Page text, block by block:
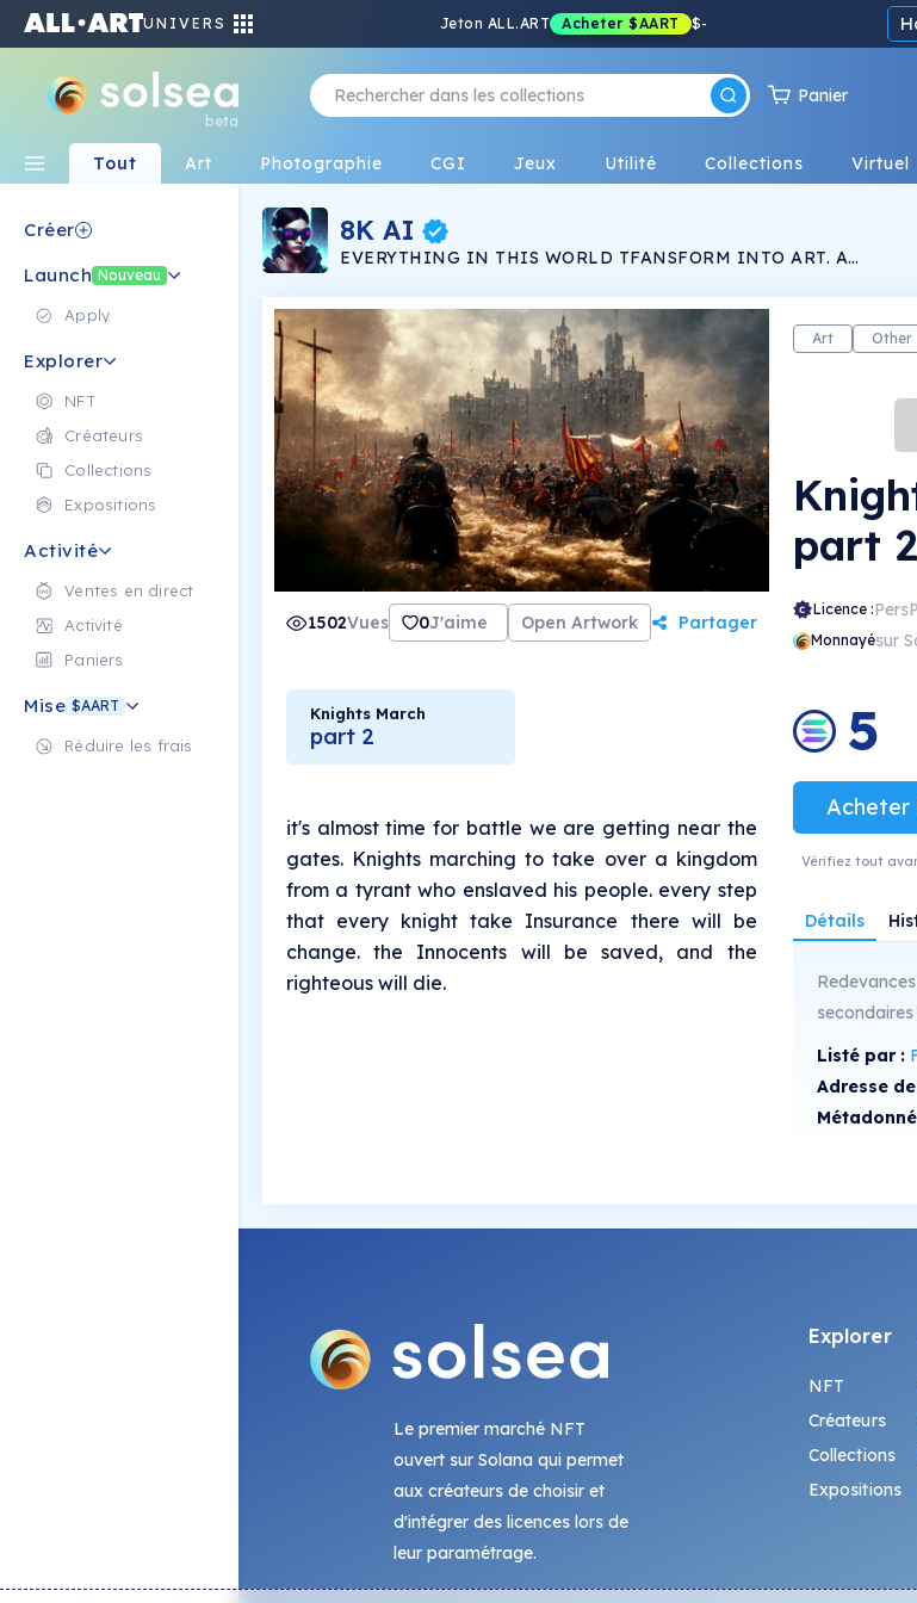
UNIVERS Jeton ALL.ART Acheter $AART $-
beta
Panier
Tout Art Photographie CGI Jeux Utilité Collections Virtuel
Créer
Launch Nouveau
Apply
Explorer
NFT
Créateurs
Collections
Expositions
Activité
Ventes en direct
Activité
Paniers
Mise $AART
Réduire les frais
8K AI
EVERYTHING IN THIS WORLD TFANSFORM INTO ART. A
realistic masterpieces. makes realistic edits to existing images from
a natural texts prompt. over 1000 will be minted follow my twitter
for updates and giveaways .
1502Vues 0J'aime Open Artwork Partager
Knights March
part 2
it's almost time for battle we are getting near the
gates. Knights marching to take over a kingdom
from a tyrant who enslaved his people. every step
that every knight take Insurance there will be
change. the Innocents will be saved, and the
righteous will die.
Art Other
part 2
Licence :
Monnayésur
5
Acheter
Vérifiez tout
Détails
secondaires
Listé par :
Adresse
Le premier marché NFT
ouvert sur Solana qui permet
aux créateurs de choisir et
d'intégrer des licences lors de
leur paramétrage.
Explorer
NFT
Créateurs
Collections
Expositions